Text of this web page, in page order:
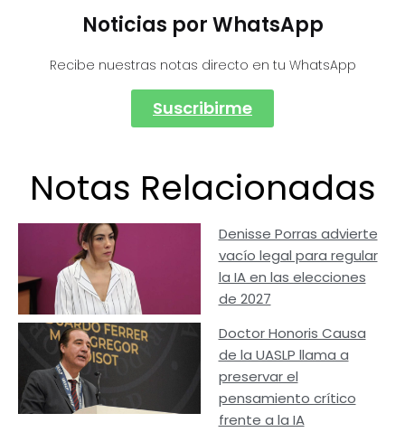
Noticias por WhatsApp
Recibe nuestras notas directo en tu WhatsApp
Suscribirme
Notas Relacionadas
Denisse Porras advierte
vacío legal para regular
la IA en las elecciones
de 2027
Doctor Honoris Causa
de la UASLP llama a
preservar el
pensamiento crítico
frente a la IA